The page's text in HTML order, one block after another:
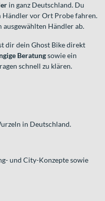
in ganz Deutschland. Du
Händler vor Ort Probe fahren.
ausgewählten Händler ab.
dir dein Ghost Bike direkt
Beratungsowie ein
schnell zu klären.
in Deutschland.
und City-Konzepte sowie